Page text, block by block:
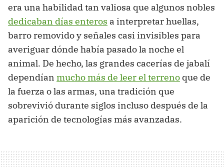
era una habilidad tan valiosa que algunos nobles
dedicaban días enteros a interpretar huellas,
barro removido y señales casi invisibles para
averiguar dónde había pasado la noche el
animal. De hecho, las grandes cacerías de jabalí
dependían mucho más de leer el terreno que de
la fuerza o las armas, una tradición que
sobrevivió durante siglos incluso después de la
aparición de tecnologías más avanzadas.